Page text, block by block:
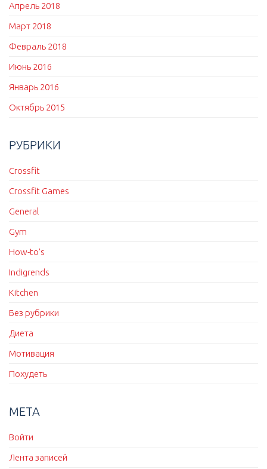
Апрель 2018
Март 2018
Февраль 2018
Июнь 2016
Январь 2016
Октябрь 2015
РУБРИКИ
Crossfit
Crossfit Games
General
Gym
How-to's
Indigrends
Kitchen
Без рубрики
Диета
Мотивация
Похудеть
МЕТА
Войти
Лента записей